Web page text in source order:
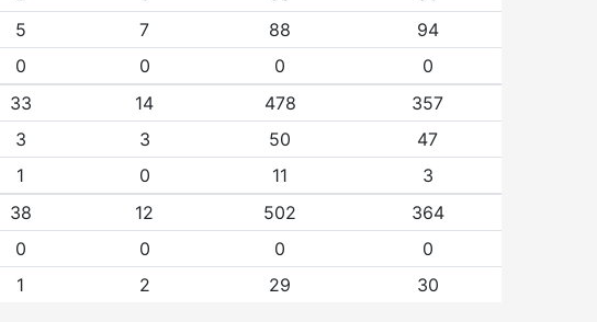
5 7 88
94
0 0 0 0
33 14 478
357
3 3 50
47
1 0 11 3
38 12 502
364
0 0 0
0
1 2 29 30